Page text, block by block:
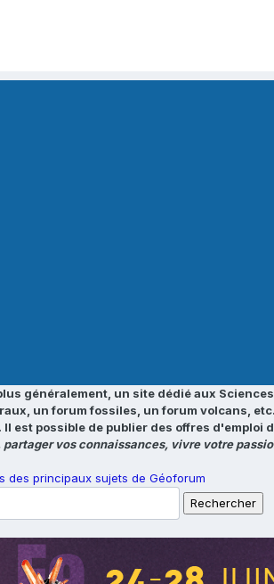
généralement, un site dédié aux
un forum fossiles, un forum volcans,
possible de publier des offres d'emploi
partager vos connaissances, vivre votre
des principaux sujets de Géoforum